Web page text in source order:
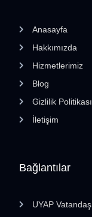
Bağlantılar
UYAP Vatandaş
Anasayfa
Hakkımızda
Hizmetlerimiz
Blog
Gizlilik Politikası
İletişim